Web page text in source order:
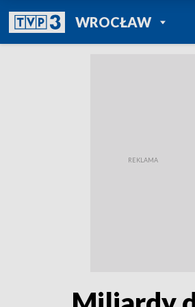
WROCŁAWPOWRÓT DO
TVP REGIONY